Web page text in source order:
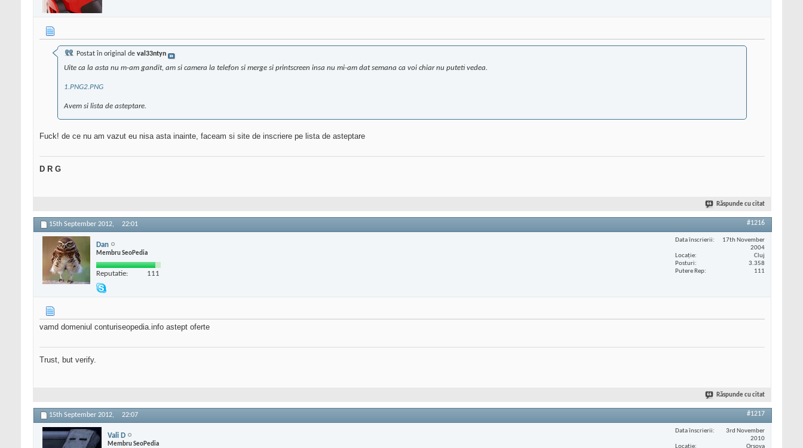
Postat în original de val33ntyn
Uite ca la asta nu m-am gandit, am si camera la telefon si merge si printscreen insa nu mi-am dat semana ca voi chiar nu puteti vedea.
1.PNG2.PNG
Avem si lista de asteptare.
Fuck! de ce nu am vazut eu nisa asta inainte, faceam si site de inscriere pe lista de asteptare
D R G
Răspunde cu citat
15th September 2012, 22:01 #1216
Dan
Membru SeoPedia
Reputatie: 111
Data înscrierii
17th November
2004
Locaţie
Cluj
Posturi
3.358
Putere Rep
111
vamd domeniul conturiseopedia.info astept oferte
Trust, but verify.
Răspunde cu citat
15th September 2012, 22:07 #1217
Vali D
Membru SeoPedia
Data înscrierii
3rd November
2010
Locaţie
Orsova